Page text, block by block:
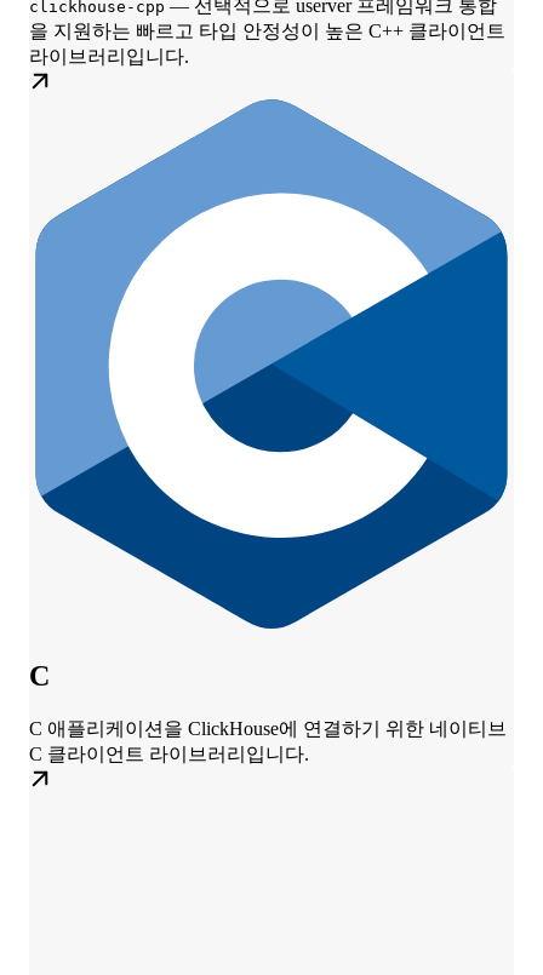
clickhouse-cpp — 선택적으로 userver 프레임워크 통합
을 지원하는 빠르고 타입 안정성이 높은 C++ 클라이언트
라이브러리입니다.
C
C 애플리케이션을 ClickHouse에 연결하기 위한 네이티브
C 클라이언트 라이브러리입니다.